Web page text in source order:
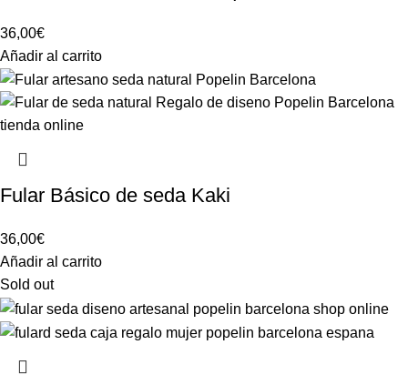
36,00€
Añadir al carrito
Fular Básico de seda Kaki
36,00€
Añadir al carrito
Sold out